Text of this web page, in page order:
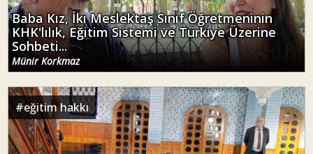
Baba Kız, İki Meslektaş Sınıf Öğretmeninin
KHK'lılık, Eğitim Sistemi ve Türkiye Üzerine
Sohbeti...
Münir Korkmaz
#eğitim hakkı